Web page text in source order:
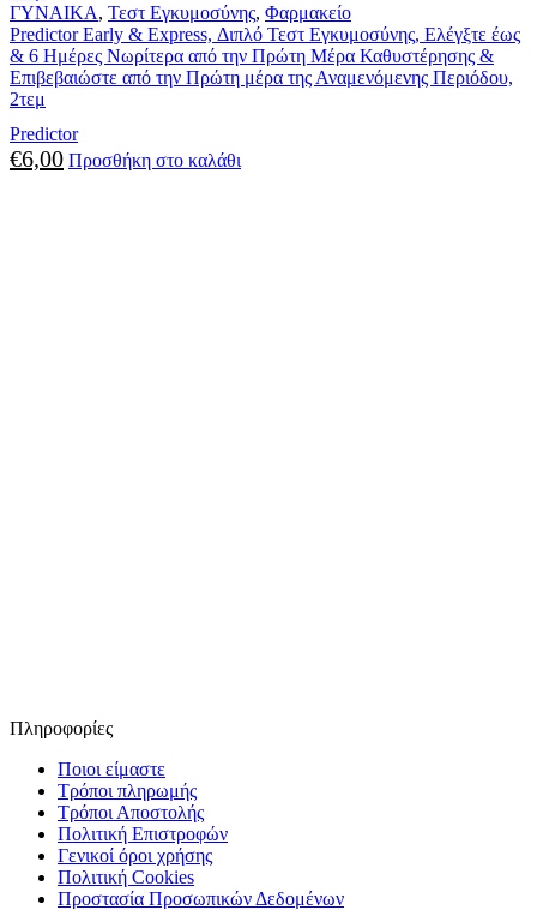
ΓΥΝΑΙΚΑ, Τεστ Εγκυμοσύνης, Φαρμακείο
Predictor Early & Express, Διπλό Τεστ Εγκυμοσύνης, Ελέγξτε έως
& 6 Ημέρες Νωρίτερα από την Πρώτη Μέρα Καθυστέρησης &
Επιβεβαιώστε από την Πρώτη μέρα της Αναμενόμενης Περιόδου,
2τεμ
Predictor
€6,00 Προσθήκη στο καλάθι
Πληροφορίες
Ποιοι είμαστε
Τρόποι πληρωμής
Τρόποι Αποστολής
Πολιτική Επιστροφών
Γενικοί όροι χρήσης
Πολιτική Cookies
Προστασία Προσωπικών Δεδομένων